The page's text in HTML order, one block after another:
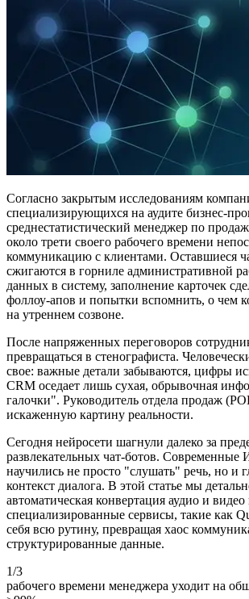
Согласно закрытым исследованиям
специализирующихся на аудите бизнес-
среднестатистический менеджер по
около трети своего рабочего времени
коммуникацию с клиентами. Оставшиеся
сжигаются в горниле административной
данных в систему, заполнение карточек
фоллоу-апов и попытки вспомнить, о чем
на утреннем созвоне.
После напряженных переговоров
превращаться в стенографиста.
свое: важные детали забываются, цифры
CRM оседает лишь сухая, обрывочная
галочки". Руководитель отдела продаж
искаженную картину реальности.
Сегодня нейросети шагнули далеко за
развлекательных чат-ботов. Современные
научились не просто "слушать" речь, но и
контекст диалога. В этой статье мы
автоматическая конвертация аудио и видео
специализированные сервисы, такие как
себя всю рутину, превращая хаос
структурированные данные.
1/3
рабочего времени менеджера уходит на